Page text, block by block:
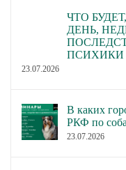
ЧТО
ДЕНЬ,
23.07.2026
В каких
РКФ по
23.07.2026